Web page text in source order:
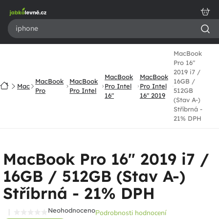
obsah
DomůMac
MacBook
Pro
MacBook
Pro Intel
MacBook
Pro Intel
16"
MacBook
Pro Intel
16" 2019
MacBook
Pro 16"
2019 i7 /
16GB /
512GB
(Stav A-)
Stříbrná -
21% DPH
MacBook Pro 16" 2019 i7 /
16GB / 512GB (Stav A-)
Stříbrná - 21% DPH
NeohodnocenoPodrobnosti hodnocení